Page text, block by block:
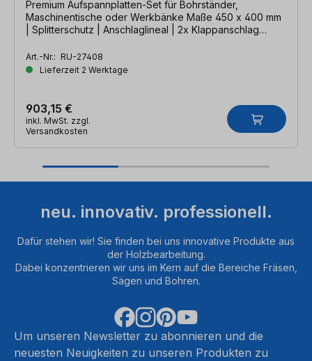
Premium Aufspannplatten-Set für Bohrständer,
Maschinentische oder Werkbänke Maße 450 x 400 mm
| Splitterschutz | Anschlaglineal | 2x Klappanschlag
Art.-Nr.: RU-27408
Lieferzeit 2 Werktage
903,15 €
inkl. MwSt. zzgl.
Versandkosten
neu. innovativ. professionell.
Dafür stehen wir! Sie finden bei uns innovative Produkte aus
der Holzbearbeitung.
Dabei konzentrieren wir uns im Kern auf die Bereiche Fräsen,
Sägen und Bohren.
Um unseren Newsletter zu abonnieren und die
neuesten Neuigkeiten zu unseren Produkten zu